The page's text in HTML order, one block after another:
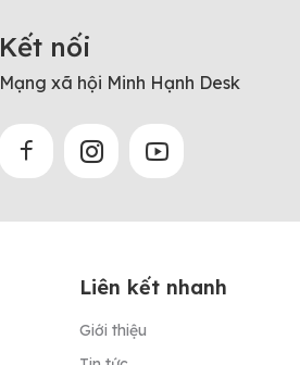
Kết nối
Mạng xã hội Minh Hạnh Desk
Liên kết nhanh
Giới thiệu